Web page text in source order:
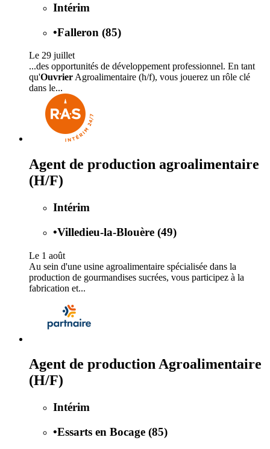
Intérim
•Falleron (85)
Le 29 juillet
...des opportunités de développement professionnel. En tant
qu'Ouvrier Agroalimentaire (h/f), vous jouerez un rôle clé
dans le...
Agent de production agroalimentaire
(H/F)
Intérim
•Villedieu-la-Blouère (49)
Le 1 août
Au sein d'une usine agroalimentaire spécialisée dans la
production de gourmandises sucrées, vous participez à la
fabrication et...
Agent de production Agroalimentaire
(H/F)
Intérim
•Essarts en Bocage (85)